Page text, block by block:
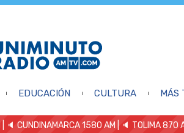
EDUCACIÓN CULTURA MÁS
| 🔈 CUNDINAMARCA 1580 AM | 🔈 TOLIMA 870